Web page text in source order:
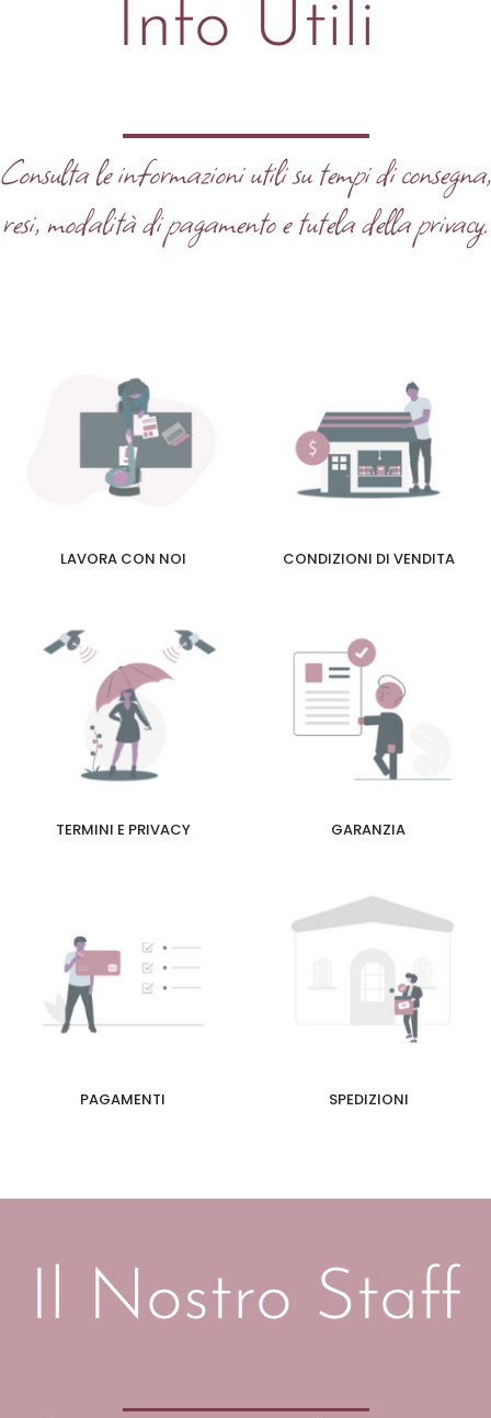
Info Utili
Consulta le informazioni utili su tempi di consegna,
resi, modalità di pagamento e tutela della privacy.
LAVORA CON NOI CONDIZIONI DI VENDITA
TERMINI E PRIVACY GARANZIA
PAGAMENTI SPEDIZIONI
Il Nostro Staff